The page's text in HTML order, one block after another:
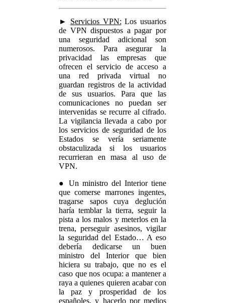
► Servicios VPN: Los usuarios
de VPN dispuestos a pagar por
una seguridad adicional son
numerosos. Para asegurar la
privacidad las empresas que
ofrecen el servicio de acceso a
una red privada virtual no
guardan registros de la actividad
de sus usuarios. Para que las
comunicaciones no puedan ser
intervenidas se recurre al cifrado.
La vigilancia llevada a cabo por
los servicios de seguridad de los
Estados se vería seriamente
obstaculizada si los usuarios
recurrieran en masa al uso de
VPN.
● Un ministro del Interior tiene
que comerse marrones ingentes,
tragarse sapos cuya deglución
haría temblar la tierra, seguir la
pista a los malos y meterlos en la
trena, perseguir asesinos, vigilar
la seguridad del Estado… A eso
debería dedicarse un buen
ministro del Interior que bien
hiciera su trabajo, que no es el
caso que nos ocupa: a mantener a
raya a quienes quieren acabar con
la paz y prosperidad de los
españoles, y hacerlo por medios